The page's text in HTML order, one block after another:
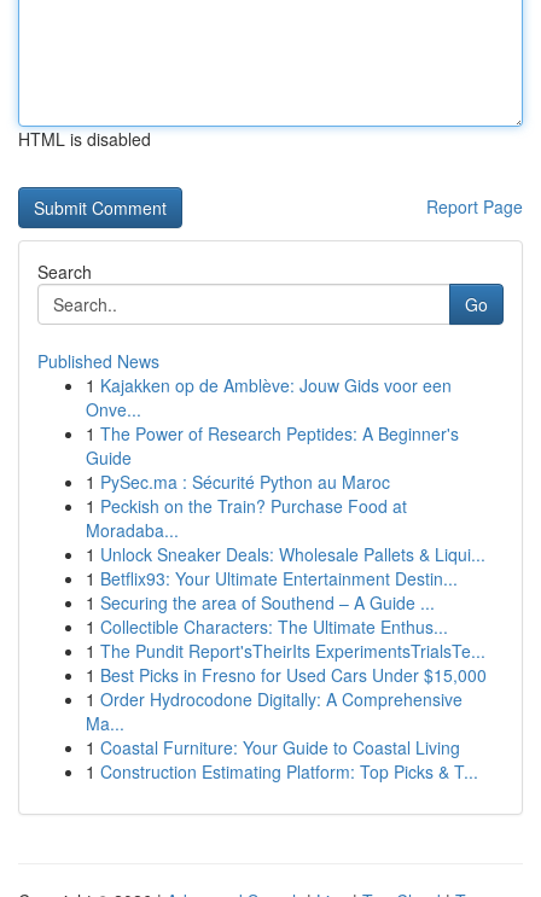
HTML is disabled
Report Page
Search
Go
Published News
1 Kajakken op de Amblève: Jouw Gids voor een
Onve...
1 The Power of Research Peptides: A Beginner's
Guide
1 PySec.ma : Sécurité Python au Maroc
1 Peckish on the Train? Purchase Food at
Moradaba...
1 Unlock Sneaker Deals: Wholesale Pallets & Liqui...
1 Betflix93: Your Ultimate Entertainment Destin...
1 Securing the area of Southend – A Guide ...
1 Collectible Characters: The Ultimate Enthus...
1 The Pundit Report'sTheirIts ExperimentsTrialsTe...
1 Best Picks in Fresno for Used Cars Under $15,000
1 Order Hydrocodone Digitally: A Comprehensive
Ma...
1 Coastal Furniture: Your Guide to Coastal Living
1 Construction Estimating Platform: Top Picks & T...